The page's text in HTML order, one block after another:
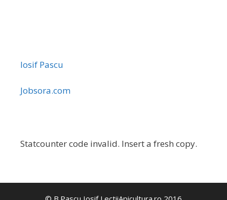
Iosif Pascu
Jobsora.com
Statcounter code invalid. Insert a fresh copy.